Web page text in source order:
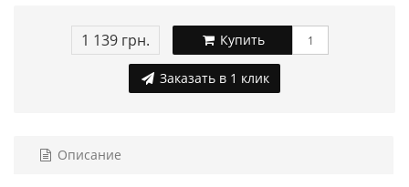
1 139 грн. Купить
Заказать в 1 клик
Описание